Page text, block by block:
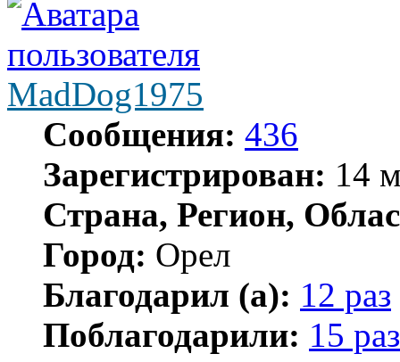
MadDog1975
Сообщения: 436
Зарегистрирован: 14
Страна, Регион,
Город: Орел
Благодарил (а): 12 раз
Поблагодарили: 15 раз